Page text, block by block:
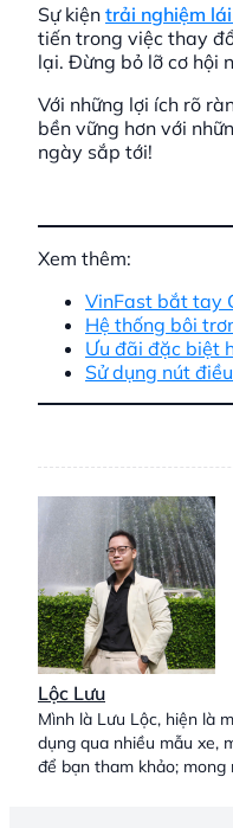
Sự kiện trải nghiệm
tiến trong việc thay
lại. Đừng bỏ lỡ cơ hội
Với những lợi ích rõ
bền vững hơn với
ngày sắp tới!
Xem thêm:
VinFast bắt tay
Hệ thống bôi
Ưu đãi đặc biệt
Sử dụng nút
Lộc Lưu
Mình là Lưu Lộc, hiện là
dụng qua nhiều mẫu xe,
để bạn tham khảo;